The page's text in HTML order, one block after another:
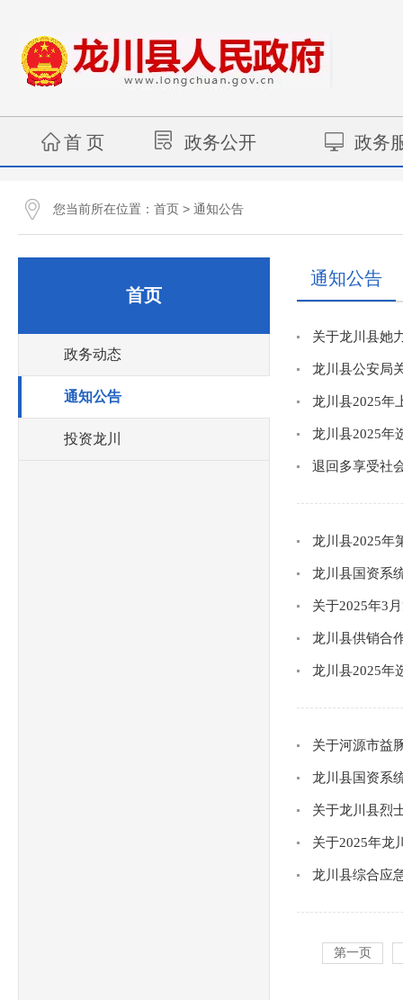
首 页 政务公开 政务
您当前所在位置： 首页 > 通知公告
首页
政务动态
通知公告
投资龙川
通知公告
关于龙川县她
龙川县公安局
龙川县2025年
龙川县2025年
退回多享受社
龙川县2025年
龙川县国资系
关于2025年3
龙川县供销合
龙川县2025年
关于河源市益
龙川县国资系
关于龙川县烈
关于2025年龙
龙川县综合应
第一页